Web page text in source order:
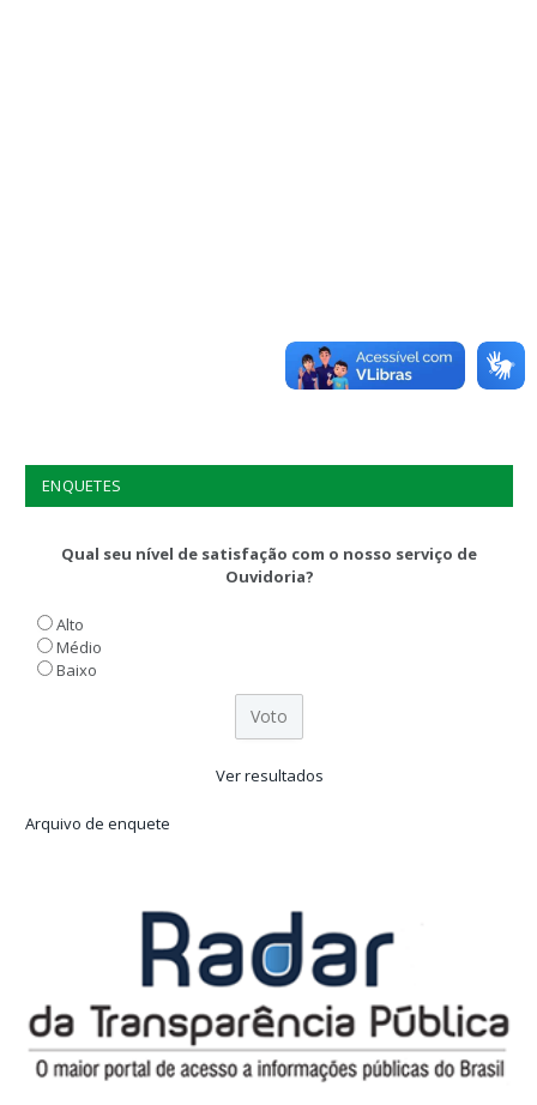
ENQUETES
Qual seu nível de satisfação com o nosso serviço de
Ouvidoria?
Alto
Médio
Baixo
Ver resultados
Arquivo de enquete